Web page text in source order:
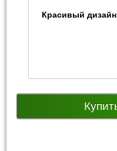
Красивый дизайн